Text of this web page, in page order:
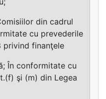
din cadrul
cu prevederile
privind finanţele
În conformitate cu
şi (m) din Legea